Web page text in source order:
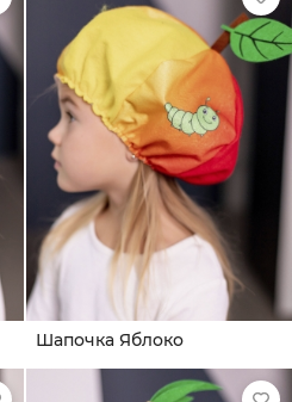
Шапочка Яблоко